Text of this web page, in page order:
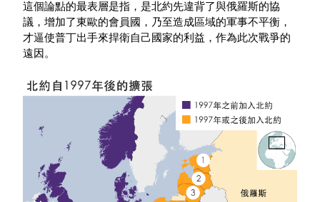
這個論點的最表層是指，是北約先違背了與俄羅斯的協
議，增加了東歐的會員國，乃至造成區域的軍事不平衡，
才逼使普丁出手來捍衛自己國家的利益，作為此次戰爭的
遠因。